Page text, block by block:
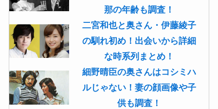
那の年齢も調査！
二宮和也と奥さん・伊藤綾子
の馴れ初め！出会いから詳細
な時系列まとめ！
細野晴臣の奥さんはコシミハ
ルじゃない！妻の顔画像や子
供も調査！